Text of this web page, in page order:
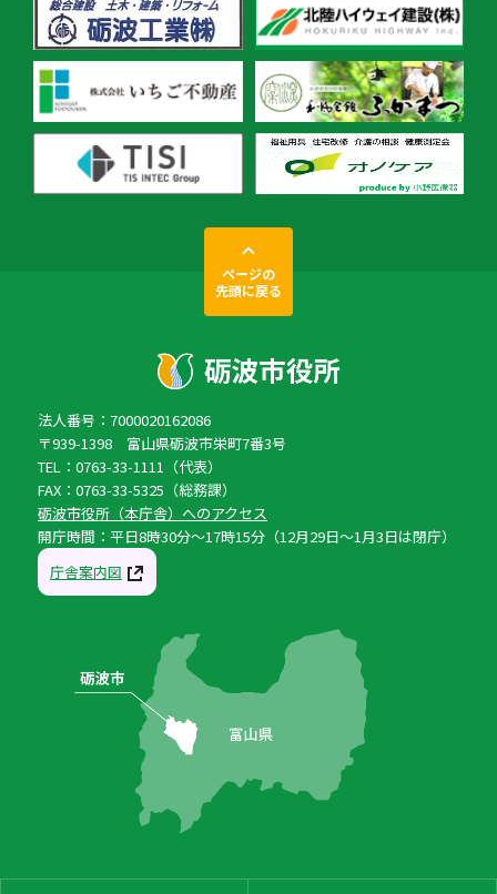
ページの
先頭に戻る
法人番号：7000020162086
〒939-1398 富山県砺波市栄町7番3号
TEL：0763-33-1111（代表）
FAX：0763-33-5325（総務課）
砺波市役所（本庁舎）へのアクセス
開庁時間：平日8時30分〜17時15分（12月29日〜1月3日は閉庁）
庁舎案内図